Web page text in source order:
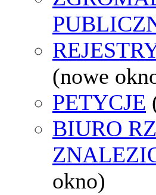
(nowe
PETYCJE
BIURO
okno)